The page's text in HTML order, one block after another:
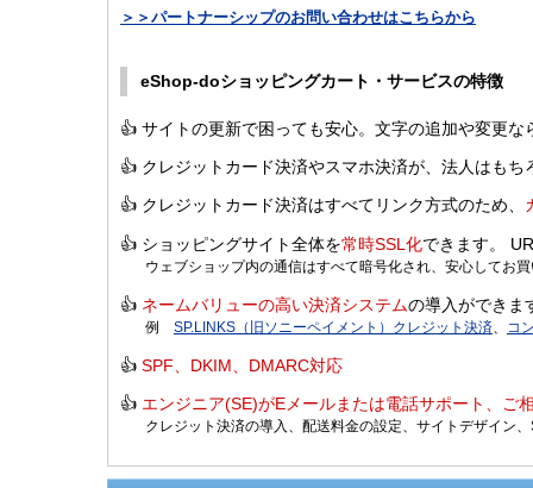
＞＞パートナーシップのお問い合わせはこちらから
eShop-doショッピングカート・サービスの特徴
👍 サイトの更新で困っても安心。文字の追加や変更な
👍 クレジットカード決済やスマホ決済が、法人はもち
👍 クレジットカード決済はすべてリンク方式のため、
👍 ショッピングサイト全体を常時SSL化できます。
ウェブショップ内の通信はすべて暗号化され、安心してお
👍 ネームバリューの高い決済システムの導入ができま
例 SP.LINKS（旧ソニーペイメント）クレジット決済、 コ
👍 SPF、DKIM、DMARC対応
👍 エンジニア(SE)がEメールまたは電話サポート、ご
クレジット決済の導入、配送料金の設定、サイトデザイン